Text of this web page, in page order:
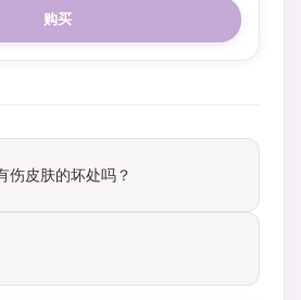
购买
伤皮肤的坏处吗？